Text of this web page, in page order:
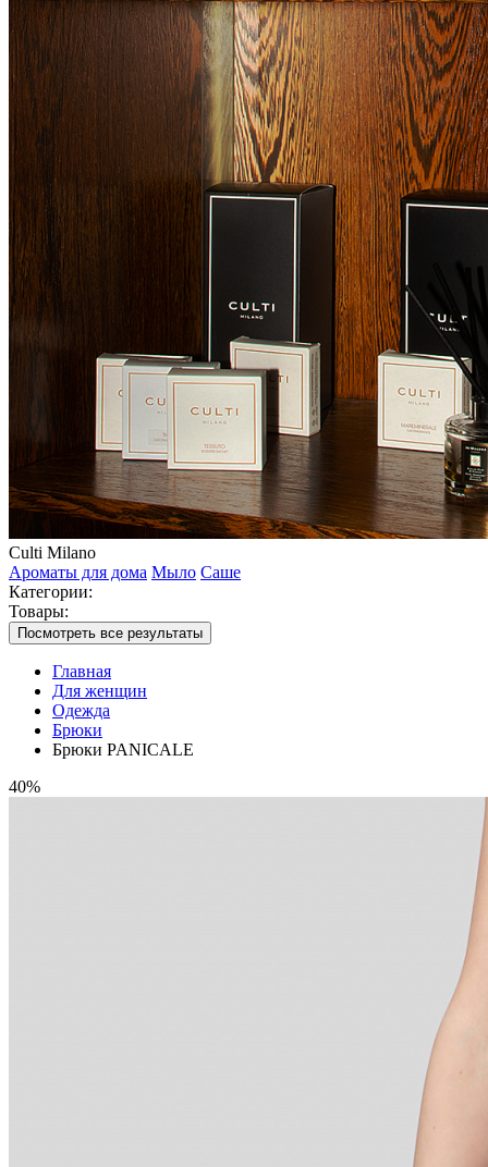
Culti Milano
Ароматы для дома Мыло Саше
Категории:
Товары:
Посмотреть все результаты
Главная
Для женщин
Одежда
Брюки
Брюки PANICALE
40%